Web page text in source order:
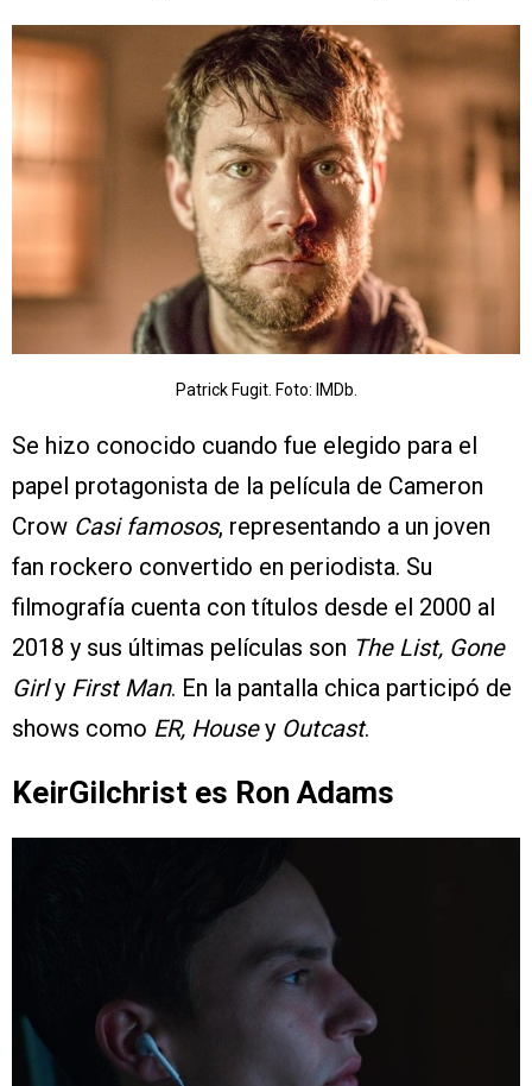
Patrick Fugit. Foto: IMDb.
Se hizo conocido cuando fue elegido para el
papel protagonista de la película de Cameron
Crow Casi famosos, representando a un joven
fan rockero convertido en periodista. Su
filmografía cuenta con títulos desde el 2000 al
2018 y sus últimas películas son The List, Gone
Girly First Man. En la pantalla chica participó de
shows como ER, Housey Outcast.
KeirGilchrist es Ron Adams